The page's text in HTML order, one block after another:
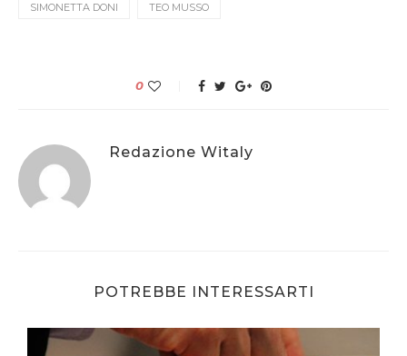
SIMONETTA DONI TEO MUSSO
0
Redazione Witaly
POTREBBE INTERESSARTI